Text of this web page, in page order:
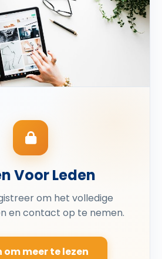
Voor Leden
om het volledige
en contact op te nemen.
om meer te lezen